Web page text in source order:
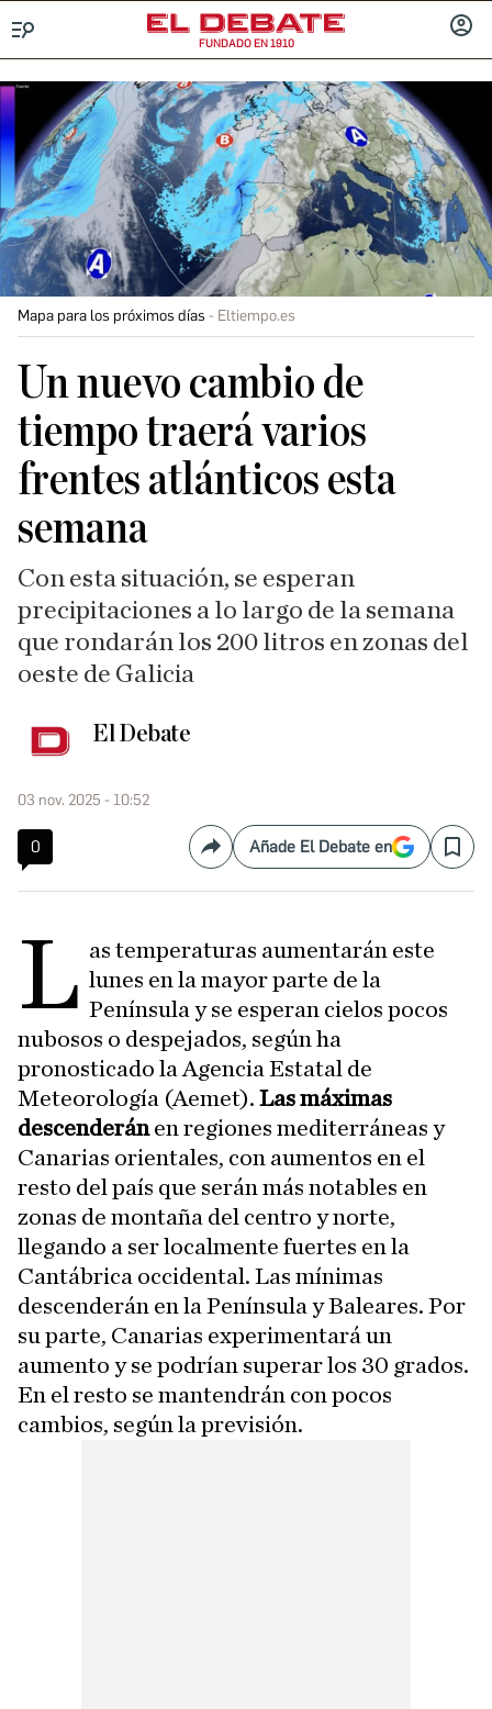
FUNDADO EN 1910
Mapa para los próximos días Eltiempo.es
Un nuevo cambio de
tiempo traerá varios
frentes atlánticos esta
semana
Con esta situación, se esperan
precipitaciones a lo largo de la semana
que rondarán los 200 litros en zonas del
oeste de Galicia
El Debate
03 nov. 2025 - 10:52
0 CompartirAñade El Debate en Save
L as temperaturas aumentarán este
lunes en la mayor parte de la
Península y se esperan cielos pocos
nubosos o despejados, según ha
pronosticado la Agencia Estatal de
Meteorología (Aemet). Las máximas
descenderánen regiones mediterráneas y
Canarias orientales, con aumentos en el
resto del país que serán más notables en
zonas de montaña del centro y norte,
llegando a ser localmente fuertes en la
Cantábrica occidental. Las mínimas
descenderán en la Península y Baleares. Por
su parte, Canarias experimentará un
aumento y se podrían superar los 30 grados.
En el resto se mantendrán con pocos
cambios, según la previsión.